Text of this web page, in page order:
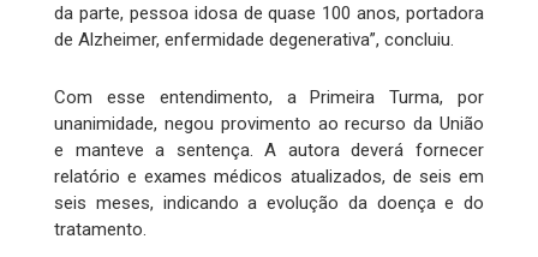
da parte, pessoa idosa de quase 100 anos, portadora
de Alzheimer, enfermidade degenerativa”, concluiu.
Com esse entendimento, a Primeira Turma, por
unanimidade, negou provimento ao recurso da União
e manteve a sentença. A autora deverá fornecer
relatório e exames médicos atualizados, de seis em
seis meses, indicando a evolução da doença e do
tratamento.